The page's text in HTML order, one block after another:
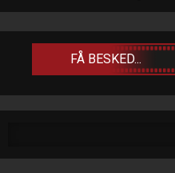
FÅ BESKED...